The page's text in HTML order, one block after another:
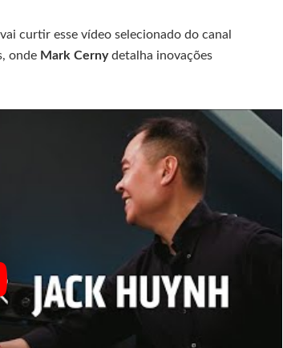
curtir esse vídeo selecionado do canal
onde Mark Cernydetalha inovações